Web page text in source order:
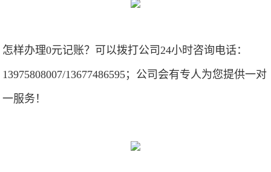
怎样办理0元记账？可以拨打公司24小时咨询电话：
13975808007/13677486595；公司会有专人为您提供一对
一服务！